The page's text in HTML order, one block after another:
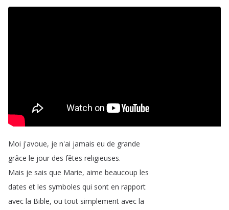
Moi j'avoue, je n'ai jamais eu de grande
grâce le jour des fêtes religieuses.
Mais je sais que Marie, aime beaucoup les
dates et les symboles qui sont en rapport
avec la Bible, ou tout simplement avec la